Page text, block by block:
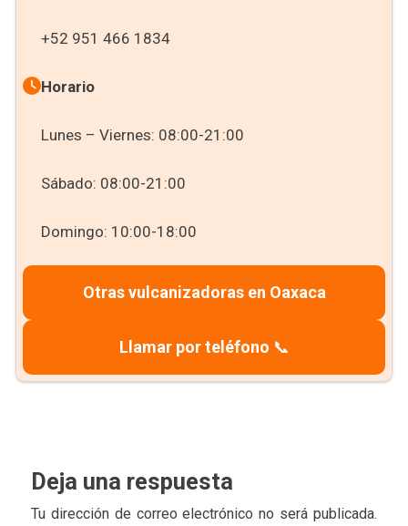
+52 951 466 1834
Horario
Lunes – Viernes: 08:00-21:00
Sábado: 08:00-21:00
Domingo: 10:00-18:00
Otras vulcanizadoras en Oaxaca
Llamar por teléfono 📞
Deja una respuesta
Tu dirección de correo electrónico no será publicada.